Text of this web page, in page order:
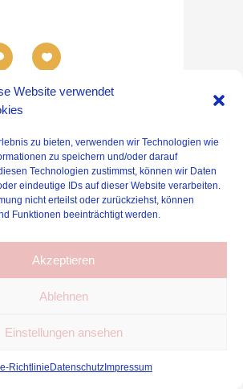
Website verwendet
zu bieten, verwenden wir Technologien wie
zu speichern und/oder darauf
Technologien zustimmst, können wir Daten
eindeutige IDs auf dieser Website verarbeiten.
nicht erteilst oder zurückziehst, können
Funktionen beeinträchtigt werden.
Akzeptieren
Ablehnen
Einstellungen ansehen
Richtlinie Datenschutz Impressum
0